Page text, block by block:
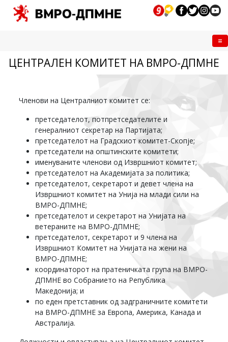
ЦЕНТРАЛЕН КОМИТЕТ НА ВМРО-ДПМНЕ
Членови на Централниот комитет се:
претседателот, потпретседателите и
генералниот секретар на Партијата;
претседателот на Градскиот комитет-Скопје;
претседатели на општинските комитети;
именуваните членови од Извршниот комитет;
претседателот на Академијата за политика;
претседателот, секретарот и девет члена на
Извршниот комитет на Унија на млади сили на
ВМРО-ДПМНЕ;
претседателот и секретарот на Унијата на
ветераните на ВМРО-ДПМНЕ;
претседателот, секретарот и 9 члена на
Извршниот Комитет на Унијата на жени на
ВМРО-ДПМНЕ;
координаторот на пратеничката група на ВМРО-
ДПМНЕ во Собранието на Република
Македонија; и
по еден претставник од задграничните комитети
на ВМРО-ДПМНЕ за Европа, Америка, Канада и
Австралија.